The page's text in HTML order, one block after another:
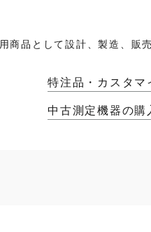
品として設計、製造、販
特注品・カスタマ
中古測定機器の購